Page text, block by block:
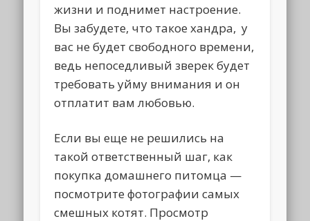
жизни и поднимет настроение.
Вы забудете, что такое хандра, у
вас не будет свободного времени,
ведь непоседливый зверек будет
требовать уйму внимания и он
отплатит вам любовью.
Если вы еще не решились на
такой ответственный шаг, как
покупка домашнего питомца —
посмотрите фотографии самых
смешных котят. Просмотр